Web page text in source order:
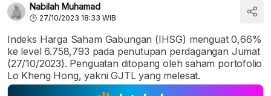
Nabilah Muhamad
27/10/2023 18:33 WIB
Indeks Harga Saham Gabungan (IHSG) menguat 0,66%
ke level 6.758,793 pada penutupan perdagangan Jumat
(27/10/2023). Penguatan ditopang oleh saham portofolio
Lo Kheng Hong, yakni GJTL yang melesat.